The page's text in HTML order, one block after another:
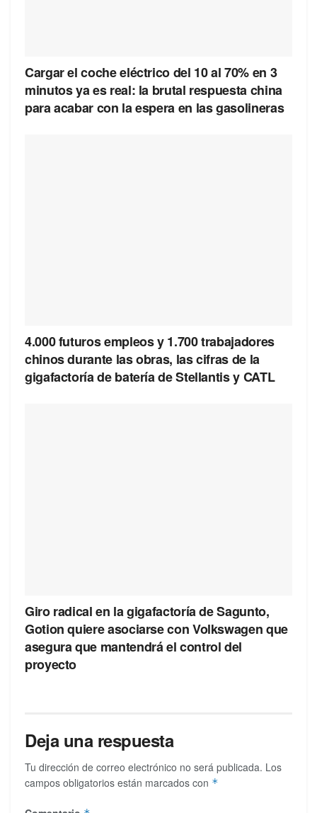
Cargar el coche eléctrico del 10 al 70% en 3
minutos ya es real: la brutal respuesta china
para acabar con la espera en las gasolineras
4.000 futuros empleos y 1.700 trabajadores
chinos durante las obras, las cifras de la
gigafactoría de batería de Stellantis y CATL
Giro radical en la gigafactoría de Sagunto,
Gotion quiere asociarse con Volkswagen que
asegura que mantendrá el control del
proyecto
Deja una respuesta
Tu dirección de correo electrónico no será publicada. Los
campos obligatorios están marcados con *